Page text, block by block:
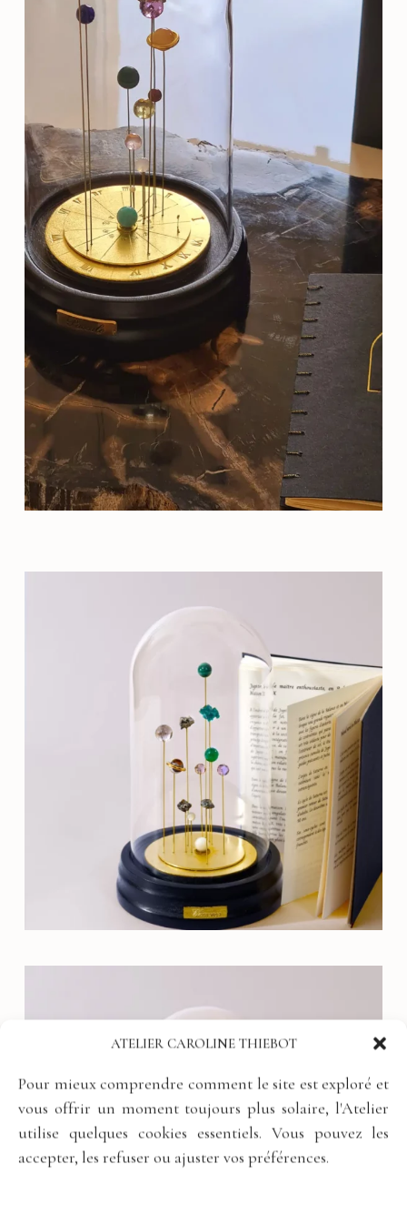
ATELIER CAROLINE THIEBOT
Pour mieux comprendre comment le site est exploré et
vous offrir un moment toujours plus solaire, l'Atelier
utilise quelques cookies essentiels. Vous pouvez les
accepter, les refuser ou ajuster vos préférences.